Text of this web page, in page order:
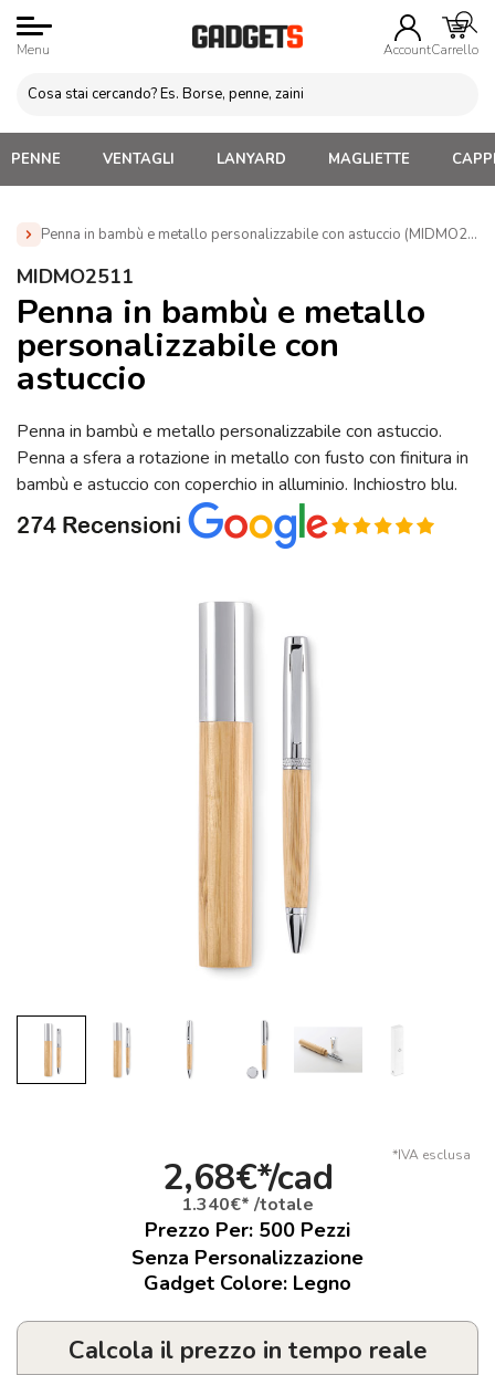
Menu AccountCarrello
PENNE VENTAGLI LANYARD MAGLIETTE
Penna in bambù e metallo personalizzabile con astuccio
Home » Penne Personalizzate con LOGO, Matite, Pastelli,
Penne Personalizzate con Confezione
Penna in bambù e metallo personalizzabile con astuccio
(MIDMO2511)
MIDMO2511
Penna in bambù e metallo
personalizzabile con
astuccio
Penna in bambù e metallo personalizzabile con astuccio.
Penna a sfera a rotazione in metallo con fusto con finitura in
bambù e astuccio con coperchio in alluminio. Inchiostro blu.
*IVA esclusa
2,68€*/cad
1.340€* /totale
Prezzo Per: 500 Pezzi
Senza Personalizzazione
Gadget Colore: Legno
Calcola il prezzo in tempo reale